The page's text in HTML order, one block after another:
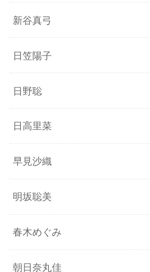
新谷真弓
日笠陽子
日野聡
日高里菜
早見沙織
明坂聡美
春木めぐみ
朝日奈丸佳